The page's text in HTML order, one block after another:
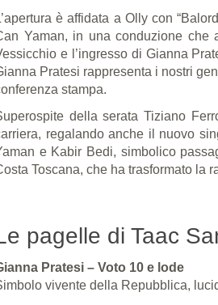
è affidata a Olly con
Yaman, in una conduzione che
e l’ingresso di Gianna
Pratesi rappresenta i nostri
stampa.
della serata Tiziano
regalando anche il nuovo
e Kabir Bedi, simbolico
Toscana, che ha trasformato la
pagelle di Taac
Pratesi – Voto 10 e lode
vivente della Repubblica,